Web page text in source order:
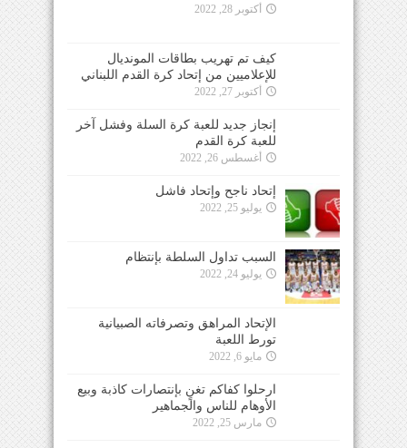
أكتوبر 28, 2022
كيف تم تهريب بطاقات المونديال
للإعلاميين من إتحاد كرة القدم اللبناني
أكتوبر 27, 2022
إنجاز جديد للعبة كرة السلة وفشل آخر
للعبة كرة القدم
أغسطس 26, 2022
إتحاد ناجح وإتحاد فاشل
يوليو 25, 2022
السبب تداول السلطة بإنتظام
يوليو 24, 2022
الإتحاد المراهق وتصرفاته الصبيانية
تورط اللعبة
مايو 6, 2022
ارحلوا كفاكم تغنٍ بإنتصارات كاذبة وبيع
الأوهام للناس والجماهير
مارس 25, 2022